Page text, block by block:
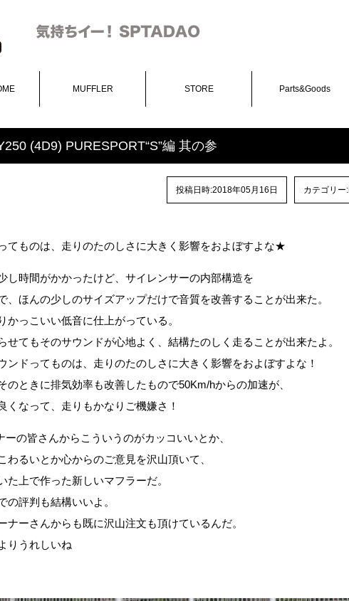
MUFFLER STORE Parts&Goods
(4D9) PURESPORT“S”編 其の参
投稿日時:2018年05月16日 カテゴリー:
てものは、走りのたのしさに大きく影響をおよぼすよな★
し時間がかかったけど、サイレンサーの内部構造を
、ほんの少しのサイズアップだけで音質を改善することが出来た。
かっこいい低音に仕上がっている。
せてもそのサウンドが心地よく、結構たのしく走ることが出来たよ。
ンドってものは、走りのたのしさに大きく影響をおよぼすよな！
のときに排気効率も改善したもので50Km/hからの加速が、
くなって、走りもかなりご機嫌さ！
の皆さんからこういうのがカッコいいとか、
わるいとか心からのご意見を沢山頂いて、
た上で作った新しいマフラーだ。
の評判も結構いいよ。
ナーさんからも既に沢山注文も頂けているんだ。
りうれしいね